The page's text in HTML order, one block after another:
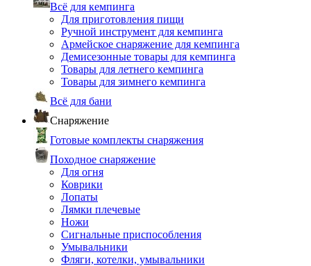
Всё для кемпинга
Для приготовления пищи
Ручной инструмент для кемпинга
Армейское снаряжение для кемпинга
Демисезонные товары для кемпинга
Товары для летнего кемпинга
Товары для зимнего кемпинга
Всё для бани
Снаряжение
Готовые комплекты снаряжения
Походное снаряжение
Для огня
Коврики
Лопаты
Лямки плечевые
Ножи
Сигнальные приспособления
Умывальники
Фляги, котелки, умывальники